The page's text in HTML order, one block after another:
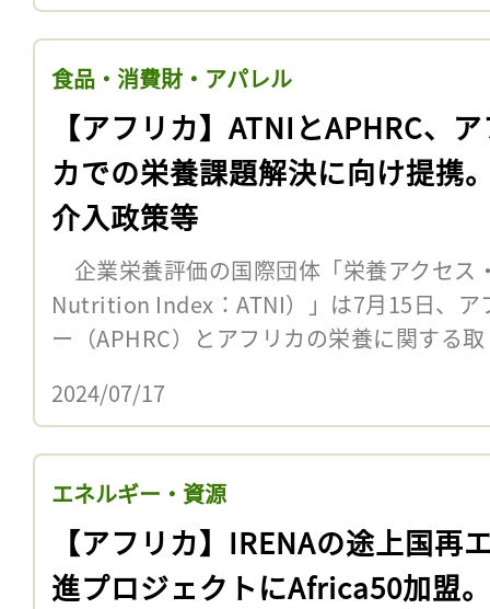
食品・消費財・アパレル
【アフリカ】ATNIとAPHRC、
カでの栄養課題解決に向け提携
介入政策等
企業栄養評価の国際団体「栄養アクセス
Nutrition Index：ATNI）」は7月15日、ア
ー（APHRC）とアフリカの栄養に関する
2024/07/17
エネルギー・資源
【アフリカ】IRENAの途上国再
進プロジェクトにAfrica50加盟